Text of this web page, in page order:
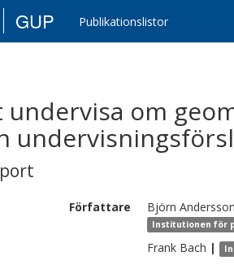
GUP Publikationslistor
undervisa om
Författare Björn
Institutionen för
Frank Bach |